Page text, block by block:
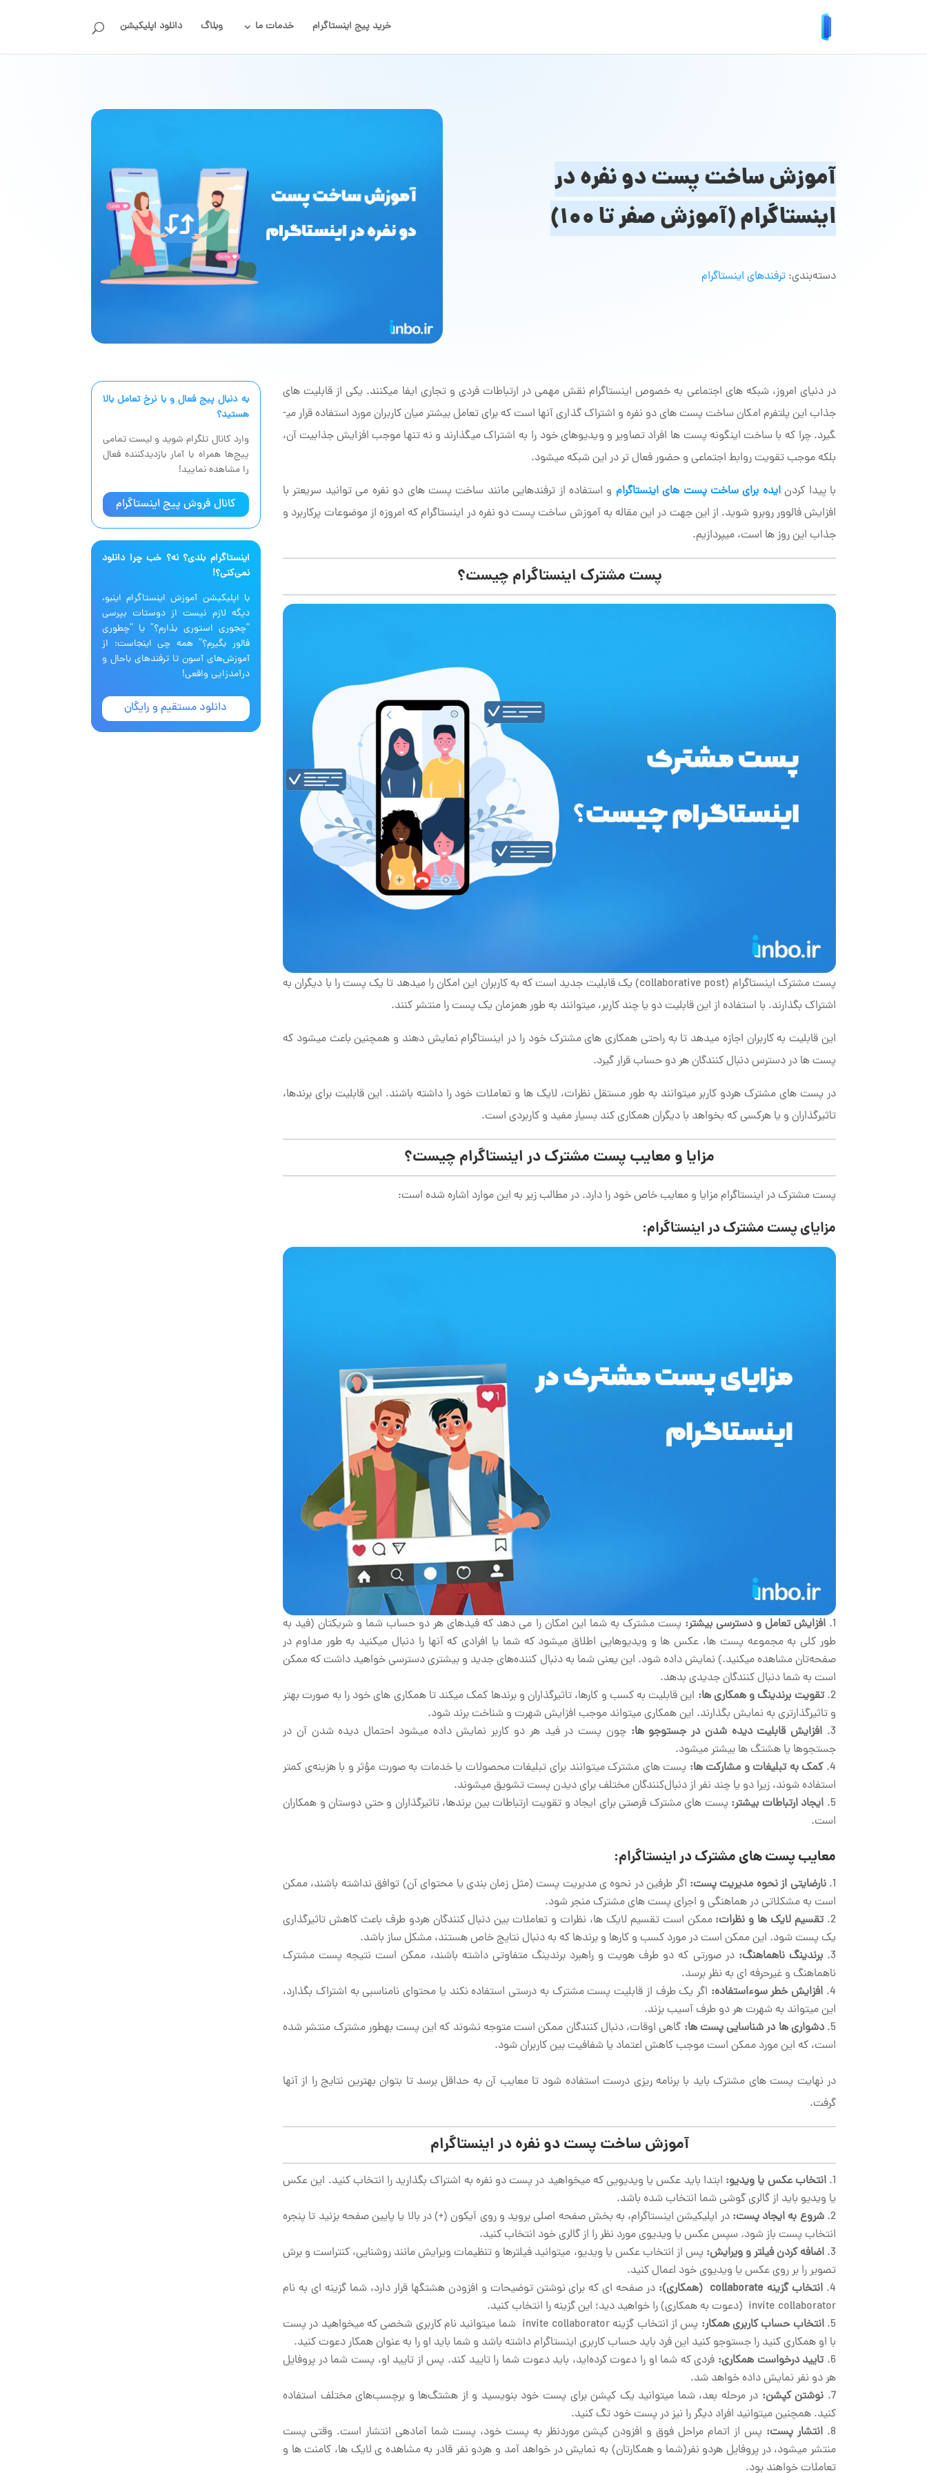
خرید پیج اینستاگرام خدمات ما وبلاگ دانلود اپلیکیشن
آموزش ساخت پست دو نفره در
اینستاگرام (آموزش صفر تا ۱۰۰)
دسته‌بندی: ترفندهای اینستاگرام
به دنبال پیج فعال‌ و با نرخ تعامل بالا
هستید؟
وارد کانال تلگرام شوید و لیست تمامی
پیج‌ها همراه با آمار بازدیدکننده فعال
را مشاهده نمایید!
کانال فروش پیج اینستاگرام
اینستاگرام بلدی؟ نه؟ خب چرا دانلود
نمی‌کنی؟!
با اپلیکیشن آموزش اینستاگرام اینبو،
دیگه لازم نیست از دوستات بپرسی
“چجوری استوری بذارم؟” یا “چطوری
فالور بگیرم؟” همه چی اینجاست: از
آموزش‌های آسون تا ترفندهای باحال و
درآمدزایی واقعی!
دانلود مستقیم و رایگان
در دنیای امروز، شبکه های اجتماعی به خصوص اینستاگرام نقش مهمی در ارتباطات فردی و تجاری ایفا می­کنند. یکی از قابلیت­ های
جذاب این پلتفرم امکان ساخت پست­ های دو نفره و اشتراک گذاری آنها است که برای تعامل بیشتر میان کاربران مورد استفاده قرار می­
گیرد. چرا که با ساخت اینگونه پست ها افراد تصاویر و ویدیوهای خود را به اشتراک می­گذارند و نه تنها موجب افزایش جذابیت آن،
بلکه موجب تقویت روابط اجتماعی و حضور فعال تر در این شبکه می­شود.
با پیدا کردنایده برای ساخت پست های اینستاگرام و استفاده از ترفندهایی مانند ساخت پست های دو نفره می توانید سریعتر با
افزایش فالوور روبرو شوید. از این جهت در این مقاله به آموزش ساخت پست دو نفره در اینستاگرام که امروزه از موضوعات پرکاربرد و
جذاب این روز ها است، می­پردازیم.
پست مشترک اینستاگرام چیست؟
پست مشترک اینستاگرام (collaborative post) یک قابلیت جدید است که به کاربران این امکان را می­دهد تا یک پست را با دیگران به
اشتراک بگذارند. با استفاده از این قابلیت دو یا چند کاربر، می­توانند به طور همزمان یک پست را منتشر کنند.
این قابلیت به کاربران اجازه می­دهد تا به راحتی همکاری های مشترک خود را در اینستاگرام نمایش دهند و همچنین باعث می­شود که
پست ها در دسترس دنبال­ کنندگان هر دو حساب قرار گیرد.
در پست های مشترک هردو کاربر می­توانند به طور مستقل نظرات، لایک ها و تعاملات خود را داشته باشند. این قابلیت برای برندها،
تاثیرگذاران و یا هرکسی که بخواهد با دیگران همکاری کند بسیار مفید و کاربردی است.
مزایا و معایب پست مشترک در اینستاگرام چیست؟
پست مشترک در اینستاگرام مزایا و معایب خاص خود را دارد. در مطالب زیر به این موارد اشاره شده است:
مزایای پستمشترکدر اینستاگرام:
افزایش تعامل و دسترسی بیشتر: پست مشترک به شما این امکان را می­ دهد که فیدهای هر دو حساب شما و شریکتان (فید به
طور کلی به مجموعه پست ها، عکس ها و ویدیوهایی اطلاق می­شود که شما یا افرادی که آنها را دنبال می­کنید به طور مداوم در
صفحه‌تان مشاهده می­کنید.) نمایش داده شود. این یعنی شما به دنبال کننده­‌های جدید و بیشتری دسترسی خواهید داشت که ممکن
است به شما دنبال­ کنندگان جدیدی بدهد.
تقویت برندینگ و همکاری ها: این قابلیت به کسب و کارها، تاثیرگذاران و برندها کمک میکند تا همکاری های خود را به صورت بهتر
و تاثیرگذارتری به نمایش بگذارند. این همکاری میتواند موجب افزایش شهرت و شناخت برند شود.
افزایش قابلیت دیده شدن در جستوجو ها: چون پست در فید هر دو کاربر نمایش داده می­شود احتمال دیده شدن آن در
جستجوها یا هشتگ ها بیشتر می­شود.
کمک به تبلیغات و مشارکت ها: پست های مشترک می­توانند برای تبلیغات محصولات یا خدمات به صورت مؤثر و با هزینه­‌ی کمتر
استفاده شوند، زیرا دو یا چند نفر از دنبال­‌کنندگان مختلف برای دیدن پست تشویق می­شوند.
ایجاد ارتباطات بیشتر: پست های مشترک فرصتی برای ایجاد و تقویت ارتباطات بین برندها، تاثیرگذاران و حتی دوستان و همکاران
است.
معایب پست های مشترک در اینستاگرام:
نارضایتی از نحوه مدیریت پست: اگر طرفین در نحوه ی مدیریت پست (مثل زمان بندی یا محتوای آن) توافق نداشته باشند، ممکن
است به مشکلاتی در هماهنگی و اجرای پست ­های مشترک منجر شود.
تقسیم لایک ها و نظرات:ممکن است تقسیم لایک ها، نظرات و تعاملات بین دنبال­ کنندگان هردو طرف باعث کاهش تاثیرگذاری
یک پست شود. این ممکن است در مورد کسب و کارها و برندها که به دنبال نتایج خاص هستند، مشکل ساز باشد.
برندینگ ناهماهنگ: در صورتی که دو طرف هویت و راهبرد برندینگ متفاوتی داشته باشند، ممکن است نتیجه پست مشترک
ناهماهنگ و غیرحرفه ای به نظر برسد.
افزایش خطر سوءاستفاده: اگر یک طرف از قابلیت پست مشترک به درستی استفاده نکند یا محتوای نامناسبی به اشتراک بگذارد،
این می­تواند به شهرت هر دو طرف آسیب بزند.
دشواری ها در شناسایی پست ها: گاهی اوقات، دنبال کنندگان ممکن است متوجه نشوند که این پست به­طور مشترک منتشر شده
است، که این مورد ممکن است موجب کاهش اعتماد یا شفافیت بین کاربران شود.
در نهایت پست های مشترک باید با برنامه ریزی درست استفاده شود تا معایب آن به حداقل برسد تا بتوان بهترین نتایج را از آنها
گرفت.
آموزش ساخت پست دو نفره در اینستاگرام
انتخاب عکس یا ویدیو: ابتدا باید عکس یا ویدیویی که می­خواهید در پست دو نفره به اشتراک بگذارید را انتخاب کنید. این عکس
یا ویدیو باید از گالری گوشی شما انتخاب شده باشد.
شروع به ایجاد پست: در اپلیکیشن اینستاگرام، به بخش صفحه اصلی بروید و روی آیکون (+) در بالا یا پایین صفحه بزنید تا پنجره
انتخاب پست باز شود. سپس عکس یا ویدیوی مورد نظر را از گالری خود انتخاب کنید.
اضافه کردن فیلتر و ویرایش: پس از انتخاب عکس یا ویدیو، می­توانید فیلترها و تنظیمات ویرایش مانند روشنایی، کنتراست و برش
تصویر را بر روی عکس یا ویدیوی خود اعمال کنید.
انتخاب گزینه collaborate (همکاری):
در صفحه ای که برای نوشتن توضیحات و افزودن هشتگ­ها قرار دارد، شما گزینه ای به نام
invite collaborator (دعوت به همکاری) را خواهید دید؛ این گزینه را انتخاب کنید.
انتخاب حساب کاربری همکار:
پس از انتخاب گزینه invite collaborator شما می­توانید نام کاربری شخصی که می­خواهید در پست
با او همکاری کنید را جستوجو کنید این فرد باید حساب کاربری اینستاگرام داشته باشد و شما باید او را به عنوان همکار دعوت کنید.
تایید درخواست همکاری: فردی که شما او را دعوت کرده‌­اید، باید دعوت شما را تایید کند. پس از تایید او، پست شما در پروفایل
هر دو نفر نمایش داده­ خواهد ­­­شد.
نوشتن کپشن: در مرحله­ بعد، شما می­توانید یک کپشن برای پست خود بنویسید و از هشتگ‌­ها و برچسب‌­های مختلف استفاده
کنید. همچنین می­توانید افراد دیگر را نیز در پست خود تگ کنید.
انتشار پست: پس از اتمام مراحل فوق و افزودن کپشن موردنظر به پست خود، پست شما آماده­ی انتشار است. وقتی پست
منتشر می­شود، در پروفایل هردو نفر(شما و همکارتان) به نمایش در خواهد آمد و هردو نفر قادر به مشاهده ی لایک ها، کامنت ­ها و
تعاملات خواهند بود.